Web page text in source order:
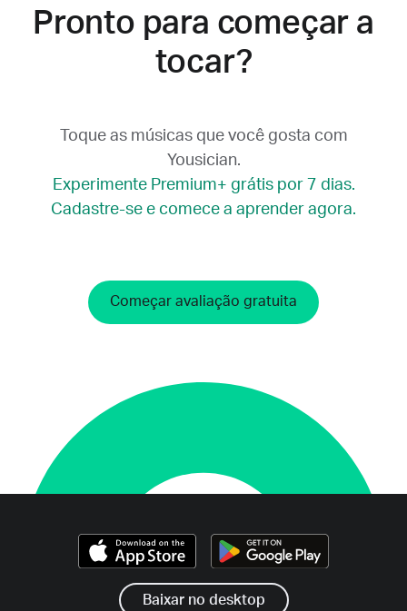
Pronto para começar a
tocar?
Toque as músicas que você gosta com
Yousician.
Experimente Premium+ grátis por 7 dias.
Cadastre-se e comece a aprender agora.
Começar avaliação gratuita
Baixar no desktop